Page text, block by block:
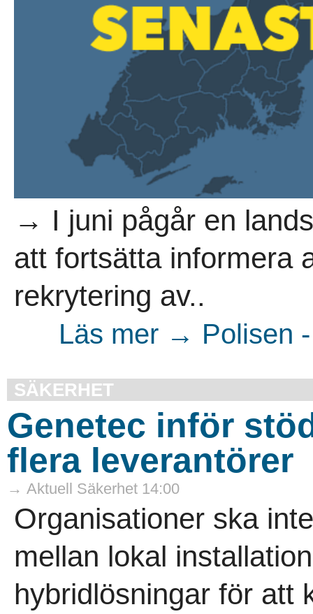
→ I juni pågår en
att fortsätta informera
rekrytering av..
Läs mer → Polisen
SÄKERHET
Genetec inför
flera leverantörer
→ Aktuell Säkerhet 14:00
Organisationer ska
mellan lokal
hybridlösningar för att